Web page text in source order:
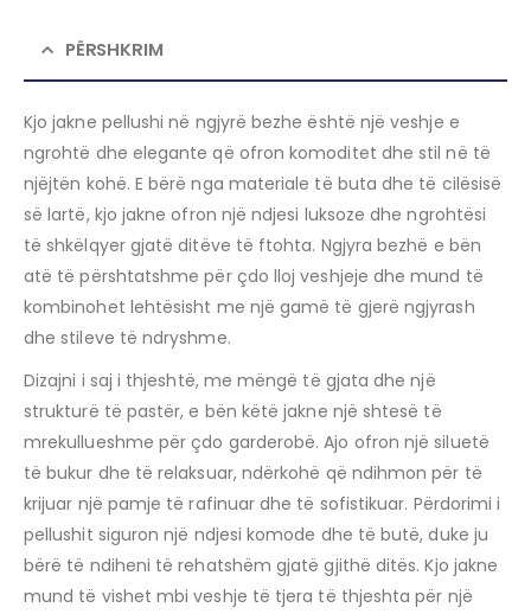
PËRSHKRIM
Kjo jakne pellushi në ngjyrë bezhe është një veshje e
ngrohtë dhe elegante që ofron komoditet dhe stil në të
njëjtën kohë. E bërë nga materiale të buta dhe të cilësisë
së lartë, kjo jakne ofron një ndjesi luksoze dhe ngrohtësi
të shkëlqyer gjatë ditëve të ftohta. Ngjyra bezhë e bën
atë të përshtatshme për çdo lloj veshjeje dhe mund të
kombinohet lehtësisht me një gamë të gjerë ngjyrash
dhe stileve të ndryshme.
Dizajni i saj i thjeshtë, me mëngë të gjata dhe një
strukturë të pastër, e bën këtë jakne një shtesë të
mrekullueshme për çdo garderobë. Ajo ofron një siluetë
të bukur dhe të relaksuar, ndërkohë që ndihmon për të
krijuar një pamje të rafinuar dhe të sofistikuar. Përdorimi i
pellushit siguron një ndjesi komode dhe të butë, duke ju
bërë të ndiheni të rehatshëm gjatë gjithë ditës. Kjo jakne
mund të vishet mbi veshje të tjera të thjeshta për një